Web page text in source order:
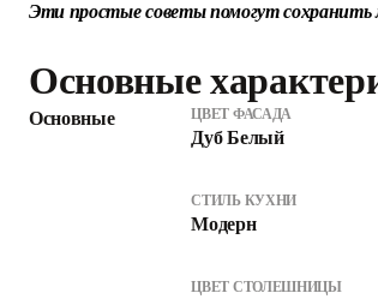
Эти простые советы помогут сохранить
Основные
Основные ЦВЕТ ФАСАДА
Дуб Белый
СТИЛЬ КУХНИ
Модерн
ЦВЕТ СТОЛЕШНИЦЫ